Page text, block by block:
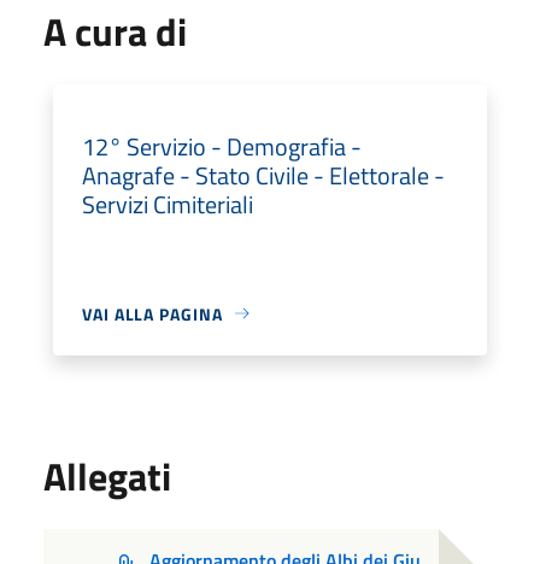
A cura di
12° Servizio - Demografia -
Anagrafe - Stato Civile - Elettorale -
Servizi Cimiteriali
VAI ALLA PAGINA
Allegati